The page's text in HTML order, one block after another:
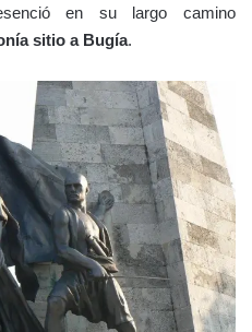
en su largo camino
sitio a Bugía.